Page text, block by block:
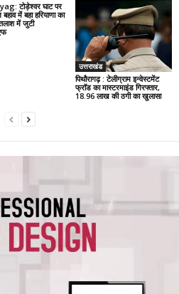
टोड़ेश्वर घाट पर
में बहा हरियाणा का
में जुटी
उत्तराखंड
पिथौरागढ़ : टेलीग्राम इन्वेस्टमेंट
फ्रॉड का मास्टरमाइंड गिरफ्तार,
18.96 लाख की ठगी का खुलासा